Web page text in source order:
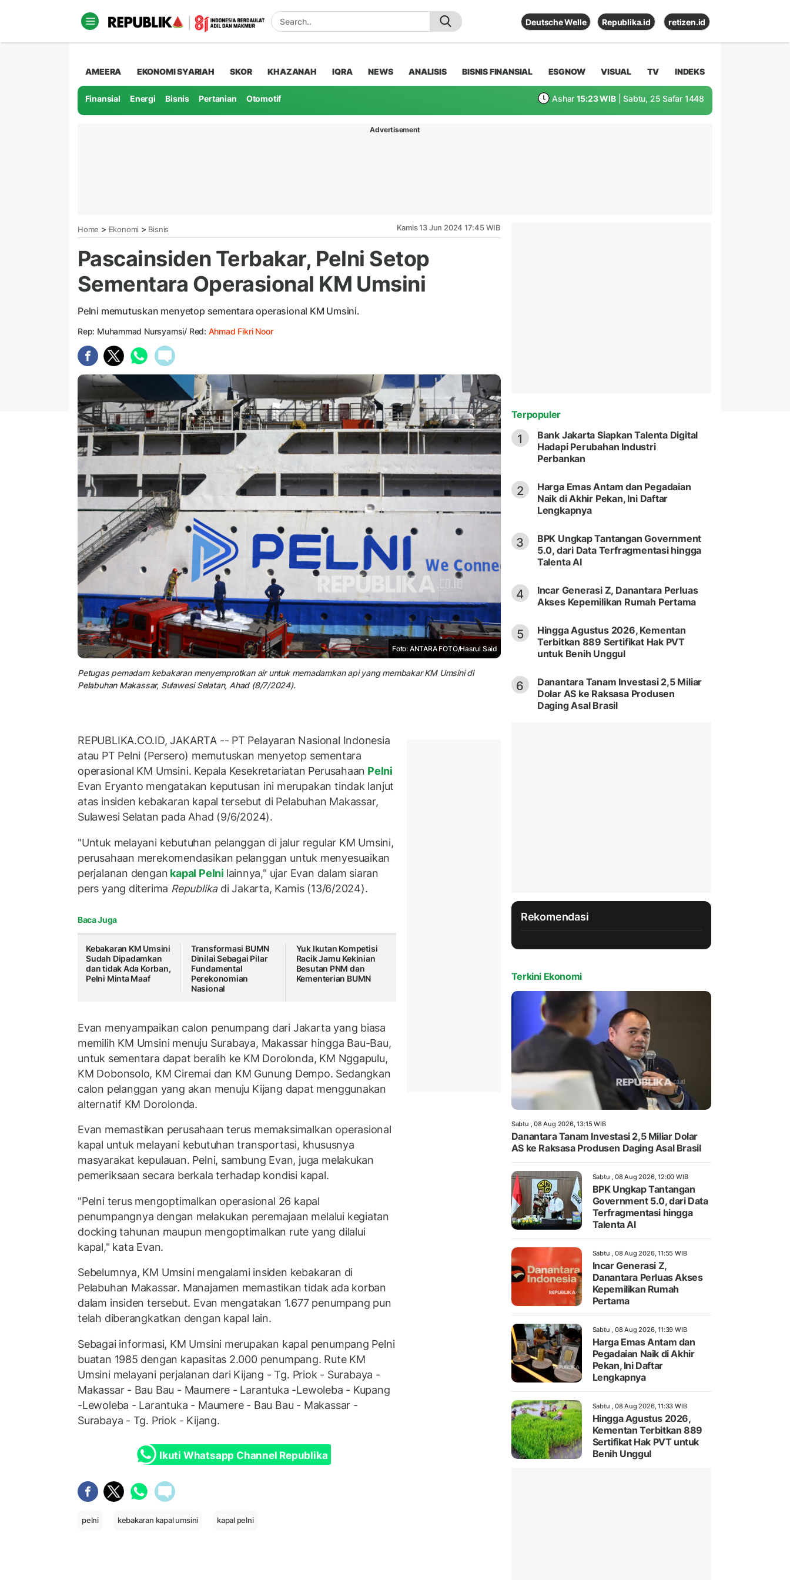
Deutsche Welle Republika.id retizen.id
AMEERA EKONOMI SYARIAH SKOR KHAZANAH IQRA NEWS ANALISIS BISNIS FINANSIAL ESGNOW VISUAL TV INDEKS
Finansial Energi Bisnis Pertanian Otomotif Ashar 15:23 WIB | Sabtu, 25 Safar 1448
Advertisement
Home > Ekonomi > Bisnis Kamis 13 Jun 2024 17:45 WIB
Pascainsiden Terbakar, Pelni Setop
Sementara Operasional KM Umsini
Pelni memutuskan menyetop sementara operasional KM Umsini.
Rep: Muhammad Nursyamsi/ Red: Ahmad Fikri Noor
Foto: ANTARA FOTO/Hasrul Said
Petugas pemadam kebakaran menyemprotkan air untuk memadamkan api yang membakar KM Umsini di
Pelabuhan Makassar, Sulawesi Selatan, Ahad (8/7/2024).
REPUBLIKA.CO.ID, JAKARTA -- PT Pelayaran Nasional Indonesia
atau PT Pelni (Persero) memutuskan menyetop sementara
operasional KM Umsini. Kepala Kesekretariatan Perusahaan Pelni
Evan Eryanto mengatakan keputusan ini merupakan tindak lanjut
atas insiden kebakaran kapal tersebut di Pelabuhan Makassar,
Sulawesi Selatan pada Ahad (9/6/2024).
"Untuk melayani kebutuhan pelanggan di jalur regular KM Umsini,
perusahaan merekomendasikan pelanggan untuk menyesuaikan
perjalanan dengan kapal Pelni lainnya," ujar Evan dalam siaran
pers yang diterima Republikadi Jakarta, Kamis (13/6/2024).
Baca Juga
Kebakaran KM Umsini
Sudah Dipadamkan
dan tidak Ada Korban,
Pelni Minta Maaf
Transformasi BUMN
Dinilai Sebagai Pilar
Fundamental
Perekonomian
Nasional
Yuk Ikutan Kompetisi
Racik Jamu Kekinian
Besutan PNM dan
Kementerian BUMN
Evan menyampaikan calon penumpang dari Jakarta yang biasa
memilih KM Umsini menuju Surabaya, Makassar hingga Bau-Bau,
untuk sementara dapat beralih ke KM Dorolonda, KM Nggapulu,
KM Dobonsolo, KM Ciremai dan KM Gunung Dempo. Sedangkan
calon pelanggan yang akan menuju Kijang dapat menggunakan
alternatif KM Dorolonda.
Evan memastikan perusahaan terus memaksimalkan operasional
kapal untuk melayani kebutuhan transportasi, khususnya
masyarakat kepulauan. Pelni, sambung Evan, juga melakukan
pemeriksaan secara berkala terhadap kondisi kapal.
"Pelni terus mengoptimalkan operasional 26 kapal
penumpangnya dengan melakukan peremajaan melalui kegiatan
docking tahunan maupun mengoptimalkan rute yang dilalui
kapal," kata Evan.
Sebelumnya, KM Umsini mengalami insiden kebakaran di
Pelabuhan Makassar. Manajamen memastikan tidak ada korban
dalam insiden tersebut. Evan mengatakan 1.677 penumpang pun
telah diberangkatkan dengan kapal lain.
Sebagai informasi, KM Umsini merupakan kapal penumpang Pelni
buatan 1985 dengan kapasitas 2.000 penumpang. Rute KM
Umsini melayani perjalanan dari Kijang - Tg. Priok - Surabaya -
Makassar - Bau Bau - Maumere - Larantuka -Lewoleba - Kupang
-Lewoleba - Larantuka - Maumere - Bau Bau - Makassar -
Surabaya - Tg. Priok - Kijang.
Ikuti Whatsapp Channel Republika
pelni kebakaran kapal umsini kapal pelni
Terpopuler
1
Bank Jakarta Siapkan Talenta Digital
Hadapi Perubahan Industri
Perbankan
2
Harga Emas Antam dan Pegadaian
Naik di Akhir Pekan, Ini Daftar
Lengkapnya
3
BPK Ungkap Tantangan Government
5.0, dari Data Terfragmentasi hingga
Talenta AI
4
Incar Generasi Z, Danantara Perluas
Akses Kepemilikan Rumah Pertama
5
Hingga Agustus 2026, Kementan
Terbitkan 889 Sertifikat Hak PVT
untuk Benih Unggul
6
Danantara Tanam Investasi 2,5 Miliar
Dolar AS ke Raksasa Produsen
Daging Asal Brasil
Rekomendasi
Terkini Ekonomi
Sabtu , 08 Aug 2026, 13:15 WIB
Danantara Tanam Investasi 2,5 Miliar Dolar
AS ke Raksasa Produsen Daging Asal Brasil
Sabtu , 08 Aug 2026, 12:00 WIB
BPK Ungkap Tantangan
Government 5.0, dari Data
Terfragmentasi hingga
Talenta AI
Sabtu , 08 Aug 2026, 11:55 WIB
Incar Generasi Z,
Danantara Perluas Akses
Kepemilikan Rumah
Pertama
Sabtu , 08 Aug 2026, 11:39 WIB
Harga Emas Antam dan
Pegadaian Naik di Akhir
Pekan, Ini Daftar
Lengkapnya
Sabtu , 08 Aug 2026, 11:33 WIB
Hingga Agustus 2026,
Kementan Terbitkan 889
Sertifikat Hak PVT untuk
Benih Unggul